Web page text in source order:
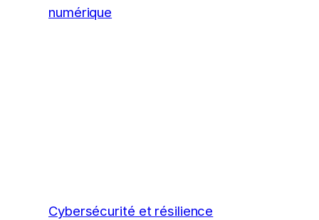
numérique
Cybersécurité et résilience